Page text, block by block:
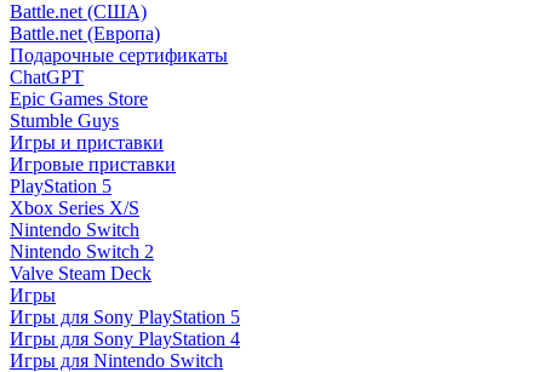
Battle.net (США)
Battle.net (Европа)
Подарочные сертификаты
ChatGPT
Epic Games Store
Stumble Guys
Игры и приставки
Игровые приставки
PlayStation 5
Xbox Series X/S
Nintendo Switch
Nintendo Switch 2
Valve Steam Deck
Игры
Игры для Sony PlayStation 5
Игры для Sony PlayStation 4
Игры для Nintendo Switch